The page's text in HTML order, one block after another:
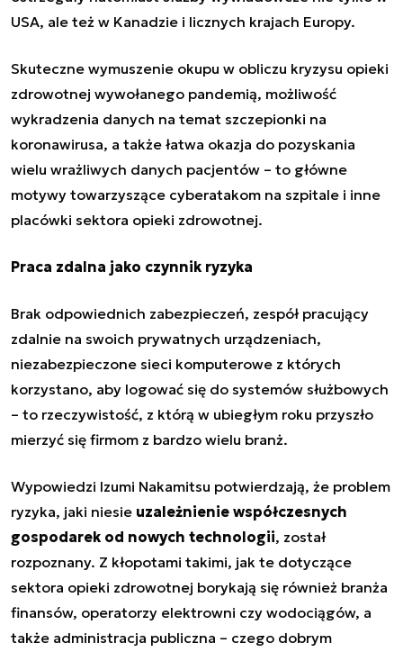
USA, ale też w Kanadzie i licznych krajach Europy.
Skuteczne wymuszenie okupu w obliczu kryzysu opieki
zdrowotnej wywołanego pandemią, możliwość
wykradzenia danych na temat szczepionki na
koronawirusa, a także łatwa okazja do pozyskania
wielu wrażliwych danych pacjentów – to główne
motywy towarzyszące cyberatakom na szpitale i inne
placówki sektora opieki zdrowotnej.
Praca zdalna jako czynnik ryzyka
Brak odpowiednich zabezpieczeń, zespół pracujący
zdalnie na swoich prywatnych urządzeniach,
niezabezpieczone sieci komputerowe z których
korzystano, aby logować się do systemów służbowych
– to rzeczywistość, z którą w ubiegłym roku przyszło
mierzyć się firmom z bardzo wielu branż.
Wypowiedzi Izumi Nakamitsu potwierdzają, że problem
ryzyka, jaki niesie uzależnienie współczesnych
gospodarek od nowych technologii, został
rozpoznany. Z kłopotami takimi, jak te dotyczące
sektora opieki zdrowotnej borykają się również branża
finansów, operatorzy elektrowni czy wodociągów, a
także administracja publiczna – czego dobrym